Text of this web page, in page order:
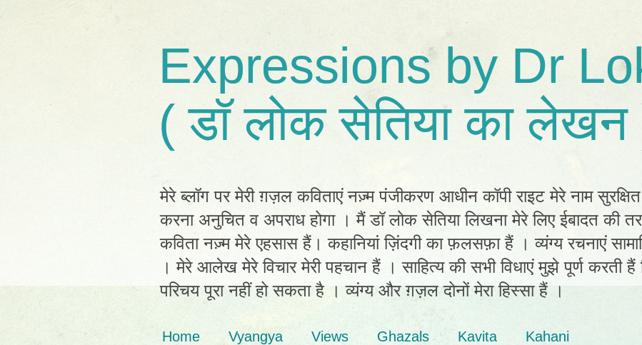
Expressions by Dr
( डॉ लोक सेतिया का लेखन
मेरे ब्लॉग पर मेरी ग़ज़ल कविताएं नज़्म पंजीकरण आधीन कॉपी राइट मेरे नाम
करना अनुचित व अपराध होगा । मैं डॉ लोक सेतिया लिखना मेरे लिए ईबादत की
कविता नज़्म मेरे एहसास हैं। कहानियां ज़िंदगी का फ़लसफ़ा हैं । व्यंग्य रचनाएं
। मेरे आलेख मेरे विचार मेरी पहचान हैं । साहित्य की सभी विधाएं मुझे पूर्ण करती हैं
परिचय पूरा नहीं हो सकता है । व्यंग्य और ग़ज़ल दोनों मेरा हिस्सा हैं ।
Home Vyangya Views Ghazals Kavita Kahani